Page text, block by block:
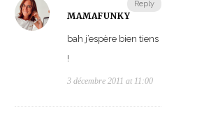
Reply
MAMAFUNKY
bah j’espère bien tiens
!
3 décembre 2011 at 11:00